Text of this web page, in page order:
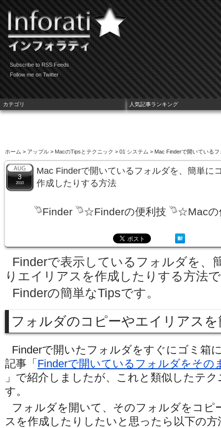
Subscribe to RSS Feeds
Follow me on Twitter
ホーム > アップル > MacのTipsとテクニック > 01 システム > Mac Finderで開いている
3
2010
Mac Finderで開いているフォルダを、簡単に
作成したりする方法
Finder ☆Finderの便利技 ☆Macの
Finderで表示しているフォルダを、
りエイリアスを作成したりする方法
Finderの簡単なTipsです。
フォルダのコピーやエイリアス
Finderで開いたフォルダをすぐにゴミ箱
記事「 Finderで開いているフォルダをその
」で紹介しましたが、これと類似したテ
す。
フォルダを開いて、そのフォルダをコピ
スを作成したりしたいと思ったら以下の
カテゴリ 人気記事ランキング